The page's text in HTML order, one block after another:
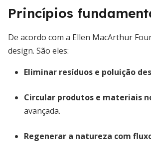
Princípios
De acordo com a Ellen MacArthur
design. São eles:
Eliminar resíduos e poluição
Circular produtos e materiais
avançada.
Regenerar a natureza com